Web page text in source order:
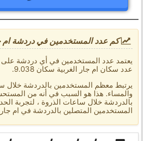
كم عدد المستخدمين في دردشة ام
يعتمد عدد المستخدمين في أي دردشة على
عدد سكان ام جار الغربية سكان 9.038.
يرتبط معظم المستخدمين بالدردشة خلال
والمساء. هذا هو السبب في أنه من
بالدردشة خلال ساعات الذروة ، لتجربة
المستخدمين المتصلين بالدردشة في ام جار